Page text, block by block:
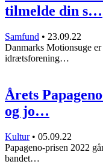
tilmelde din s…
Samfund • 23.09.22
Danmarks Motionsuge
idrætsforening…
Årets
og jo…
Kultur • 05.09.22
Papageno-prisen 2022
bandet…